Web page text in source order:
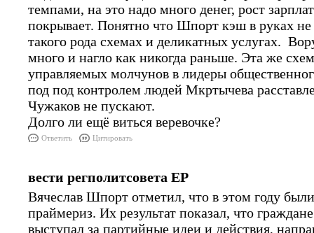
темпами, на это надо много денег, рост
покрывает. Понятно что Шпорт кэш в руках
такого рода схемах и деликатных услугах.
много и нагло как никогда раньше. Эта же
управляемых молчунов в лидеры
под под контролем людей Мкртычева
Чужаков не пускают.
Долго ли ещё виться веревочке?
Ответить Цитировать
вести регполитсовета ЕР
Вячеслав Шпорт отметил, что в этом году
праймериз. Их результат показал, что
выступал за партийные идеи и действия,